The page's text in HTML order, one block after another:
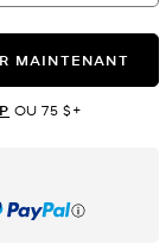
MAINTENANT
OU 75 $+